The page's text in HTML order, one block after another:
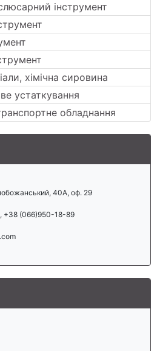
інструмент
хімічна сировина
устаткування
обладнання
40А, оф. 29
+38 (066)950-18-89